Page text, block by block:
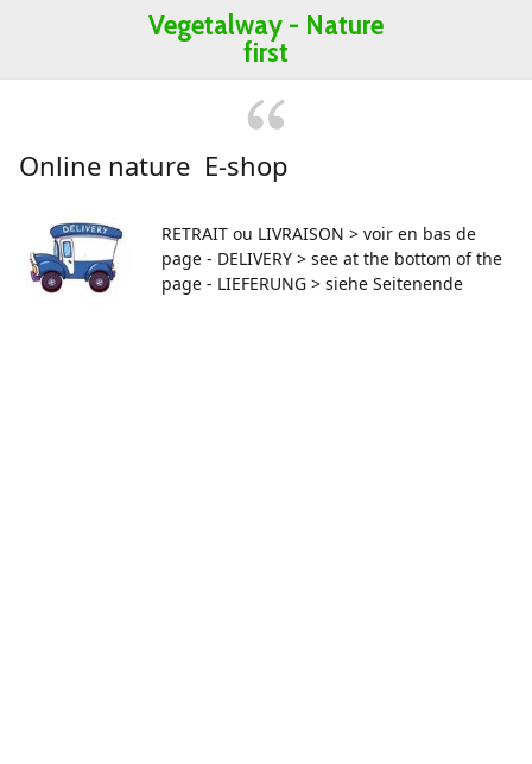
Vegetalway - Nature
first
Online nature E-shop
RETRAIT ou LIVRAISON > voir en bas de
page - DELIVERY > see at the bottom of the
page - LIEFERUNG > siehe Seitenende